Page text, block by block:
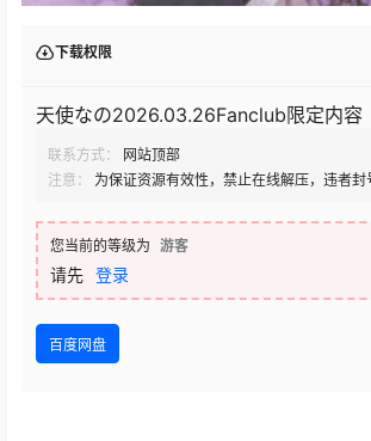
下载权限
天使なの2026.03.26Fanclub限定内容
联系方式：
网站顶部
注意：
为保证资源有效性，禁止在线解压，违者封
您当前的等级为 游客
请先 登录
百度网盘